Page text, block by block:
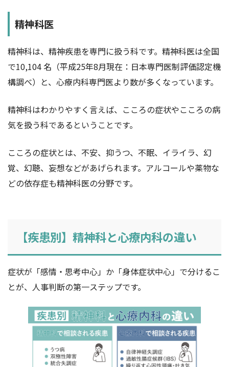
精神科医
精神科は、精神疾患を専門に扱う科です。精神科医は全国
で10,104 名（平成25年8月現在：日本専門医制評価認定機
構調べ）と、心療内科専門医より数が多くなっています。
精神科はわかりやすく言えば、こころの症状やこころの病
気を扱う科であるということです。
こころの症状とは、不安、抑うつ、不眠、イライラ、幻
覚、幻聴、妄想などがあげられます。アルコールや薬物な
どの依存症も精神科医の分野です。
【疾患別】精神科と心療内科の違い
症状が「感情・思考中心」か「身体症状中心」で分けるこ
とが、人事判断の第一ステップです。